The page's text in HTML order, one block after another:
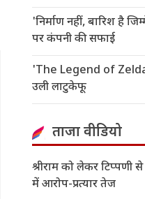
'निर्माण नहीं, बारिश है
पर कंपनी की सफाई
'The Legend of
उली लाटुकेफू
ताजा वीडियो
श्रीराम को लेकर टिप्पणी
में आरोप-प्रत्यार तेज